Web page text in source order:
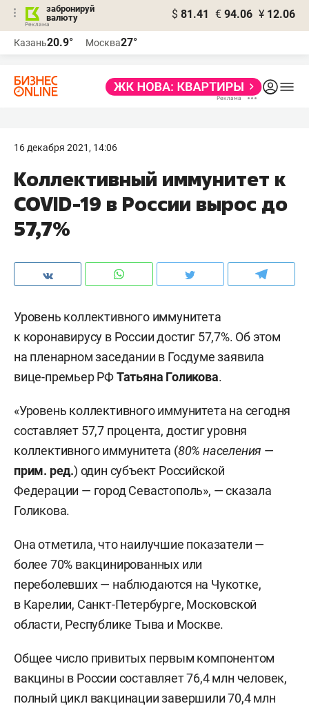
забронируй
валюту
$ 81.41 € 94.06 ¥ 12.06
Казань20.9° Москва27°
16 декабря 2021, 14:06
Коллективный иммунитет к
COVID-19 в России вырос до
57,7%
Уровень коллективного иммунитета
к коронавирусу в России достиг 57,7%. Об этом
на пленарном заседании в Госдуме заявила
вице-премьер РФТатьяна Голикова.
«Уровень коллективного иммунитета на сегодня
составляет 57,7 процента, достиг уровня
коллективного иммунитета (80% населения —
прим. ред.) один субъект Российской
Федерации — город Севастополь», — сказала
Голикова.
Она отметила, что наилучшие показатели —
более 70% вакцинированных или
переболевших — наблюдаются на Чукотке,
в Карелии, Санкт-Петербурге, Московской
области, Республике Тыва и Москве.
Общее число привитых первым компонентом
вакцины в России составляет 76,4 млн человек,
полный цикл вакцинации завершили 70,4 млн